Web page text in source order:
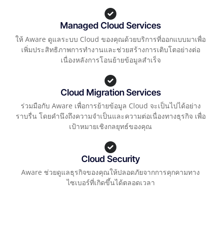
Managed Cloud Services
ให้ Aware ดูแลระบบ Cloud ของคุณด้วยบริการที่ออกแบบมาเพื่อ
เพิ่มประสิทธิภาพการทำงานและช่วยสร้างการเติบโตอย่างต่อ
เนื่องหลังการโอนย้ายข้อมูลสำเร็จ
Cloud Migration Services
ร่วมมือกับ Aware เพื่อการย้ายข้อมูล Cloud จะเป็นไปได้อย่าง
ราบรื่น โดยคำนึงถึงความจำเป็นและความต่อเนื่องทางธุรกิจ เพื่อ
เป้าหมายเชิงกลยุทธ์ของคุณ
Cloud Security
Aware ช่วยดูแลธุรกิจของคุณให้ปลอดภัยจากการคุกคามทาง
ไซเบอร์ที่เกิดขึ้นได้ตลอดเวลา